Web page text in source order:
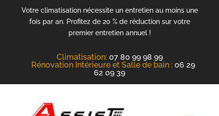
Votre climatisation nécessite un entretien au moins une
fois par an. Profitez de 20 % de réduction sur votre
premier entretien annuel !
Climatisation: 07 80 99 98 99
Rénovation Intérieure et Salle de bain : 06 29
62 09 39